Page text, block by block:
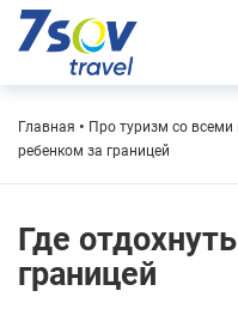
Строка
Главная Про туризм со
ребенком за границей
Где
границей